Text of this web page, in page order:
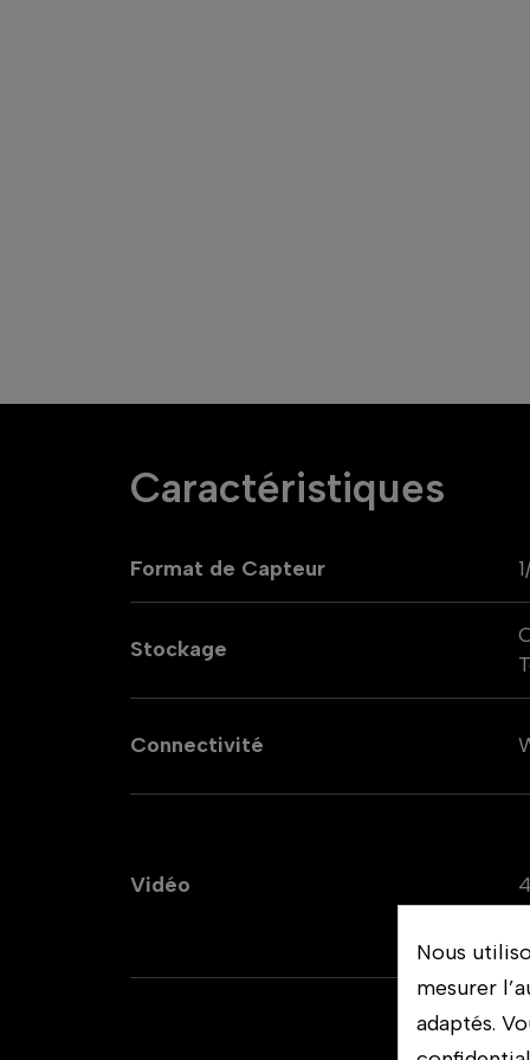
Caractéristiques
Format de Capteur
Stockage
Connectivité
Vidéo
Nous
mesurer
adaptés.